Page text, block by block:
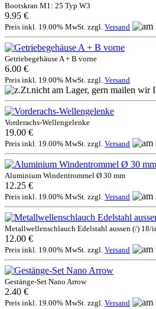
Bootskran M1: 25 Typ W3
9.95 €
Preis inkl. 19.00% MwSt. zzgl. Versand
Getriebegehäuse A + B vorne
6.00 €
Preis inkl. 19.00% MwSt. zzgl. Versand
Vorderachs-Wellengelenke
19.00 €
Preis inkl. 19.00% MwSt. zzgl. Versand
Aluminium Windentrommel Ø 30 mm
12.25 €
Preis inkl. 19.00% MwSt. zzgl. Versand
Metallwellenschlauch Edelstahl aussen (/) 18/
12.00 €
Preis inkl. 19.00% MwSt. zzgl. Versand
Gestänge-Set Nano Arrow
2.40 €
Preis inkl. 19.00% MwSt. zzgl. Versand